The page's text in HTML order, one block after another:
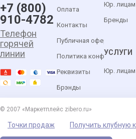
+7 (800)
910-4782
Телефон
горячей
линии
Оплата
Контакты
Публичная оферта
Политика
Реквизиты
Брэнды
Юр. лицам
Бренды
УСЛУГИ
Юр. лицам
© 2007 «Маркетплейс zibero.ru»
Точки продаж Получить клубную